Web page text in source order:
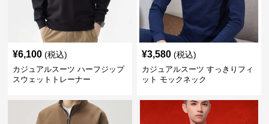
¥6,100 (税込)
カジュアルスーツ ハーフジップ
スウェットトレーナー
¥3,580 (税込)
カジュアルスーツ すっきりフィ
ット モックネック